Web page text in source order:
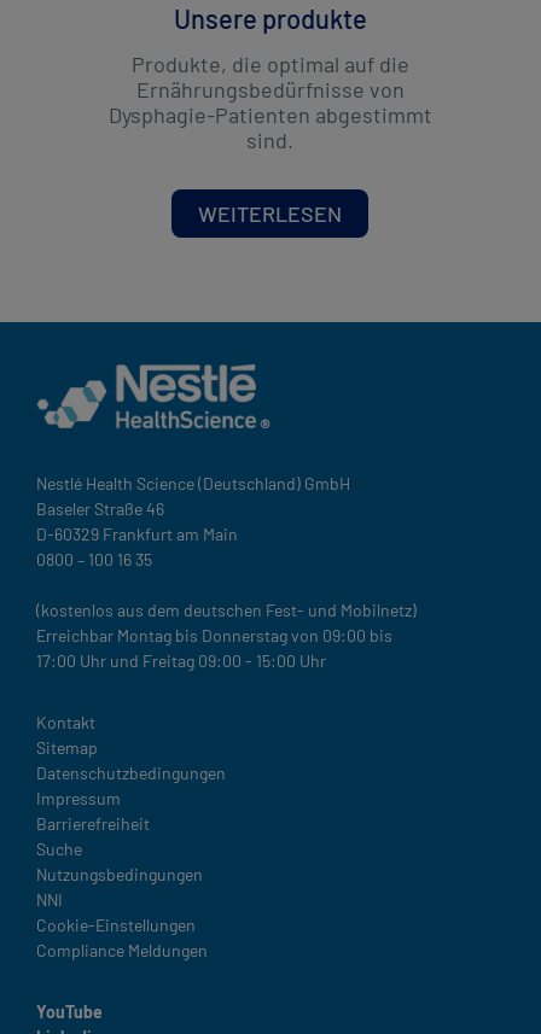
Unsere produkte
Produkte, die optimal auf die
Ernährungsbedürfnisse von
Dysphagie-Patienten abgestimmt
sind.
WEITERLESEN
Nestlé Health Science (Deutschland) GmbH
Baseler Straße 46
D-60329 Frankfurt am Main
0800 – 100 16 35
(kostenlos aus dem deutschen Fest- und Mobilnetz)
Erreichbar Montag bis Donnerstag von 09:00 bis
17:00 Uhr und Freitag 09:00 - 15:00 Uhr
Legal
Kontakt
Sitemap
Datenschutzbedingungen
Impressum
Barrierefreiheit
Suche
Nutzungsbedingungen
NNI
Cookie-Einstellungen
Compliance Meldungen
YouTube